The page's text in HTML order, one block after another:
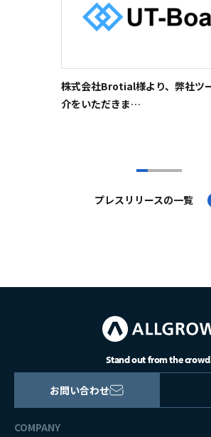
株式会社Brotial様より、弊社ツ
介をいただきま…
プレスリリースの一覧
Stand out from the
お問い合わせ
COMPANY